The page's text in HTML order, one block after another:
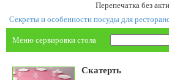
Перепечатка без
Секреты и особенности посуды для
Меню сервировки стола
Скатерть